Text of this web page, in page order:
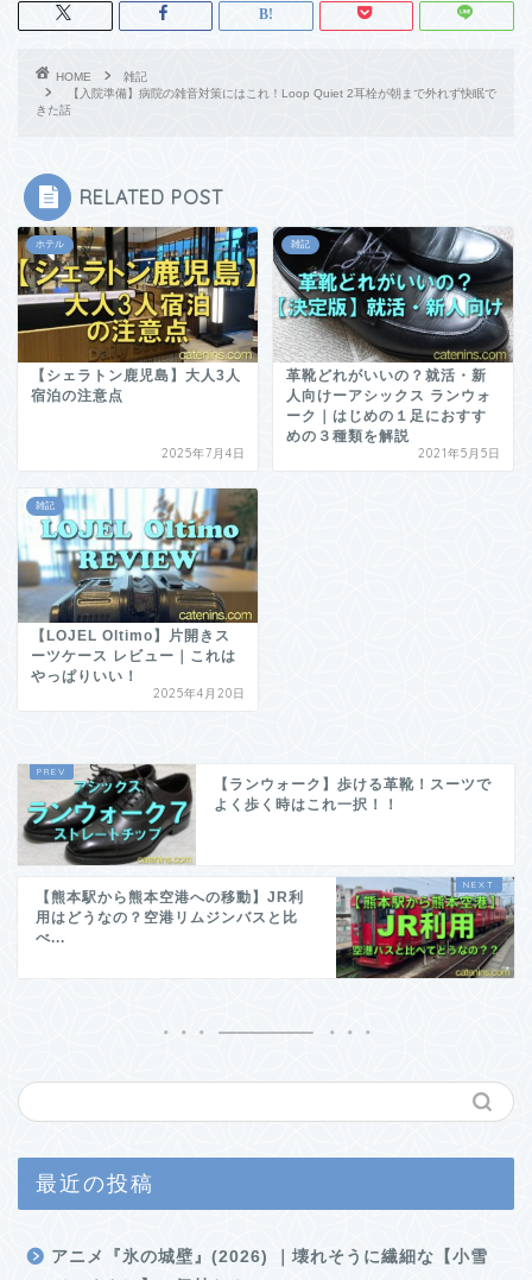
HOME
雑記
【入院準備】病院の雑音対策にはこれ！Loop Quiet 2耳栓が朝まで外れず快眠で
きた話
RELATED POST
ホテル
【シェラトン鹿児島】大人3人
宿泊の注意点
2025年7月4日
雑記
革靴どれがいいの？就活・新
人向けーアシックス ランウォ
ーク｜はじめの１足におすす
めの３種類を解説
2021年5月5日
雑記
【LOJEL Oltimo】片開きス
ーツケース レビュー｜これは
やっぱりいい！
2025年4月20日
【ランウォーク】歩ける革靴！スーツで
よく歩く時はこれ一択！！
【熊本駅から熊本空港への移動】JR利
用はどうなの？空港リムジンバスと比
べ...
最近の投稿
アニメ『氷の城壁』(2026) ｜壊れそうに繊細な【小雪